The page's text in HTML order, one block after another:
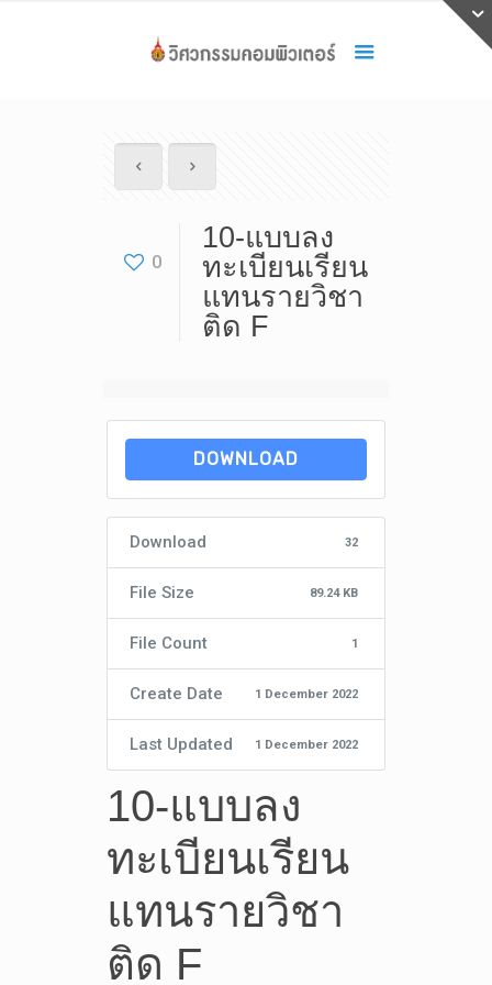
0
10-แบบลง
ทะเบียนเรียน
แทนรายวิชา
ติด F
DOWNLOAD
Download 32
File Size 89.24 KB
File Count 1
Create Date 1 December 2022
Last Updated 1 December 2022
10-แบบลง
ทะเบียนเรียน
แทนรายวิชา
ติด F